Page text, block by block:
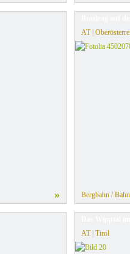
»
AT |
Bergbahn / Bahn
AT | Tirol